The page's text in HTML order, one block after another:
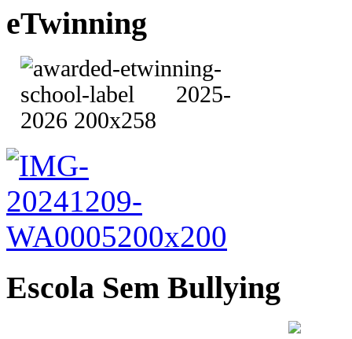
eTwinning
Escola Sem Bullying